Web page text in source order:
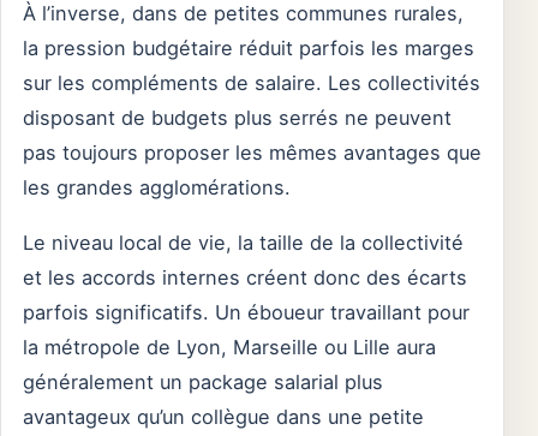
À l’inverse, dans de petites communes rurales,
la pression budgétaire réduit parfois les marges
sur les compléments de salaire. Les collectivités
disposant de budgets plus serrés ne peuvent
pas toujours proposer les mêmes avantages que
les grandes agglomérations.
Le niveau local de vie, la taille de la collectivité
et les accords internes créent donc des écarts
parfois significatifs. Un éboueur travaillant pour
la métropole de Lyon, Marseille ou Lille aura
généralement un package salarial plus
avantageux qu’un collègue dans une petite